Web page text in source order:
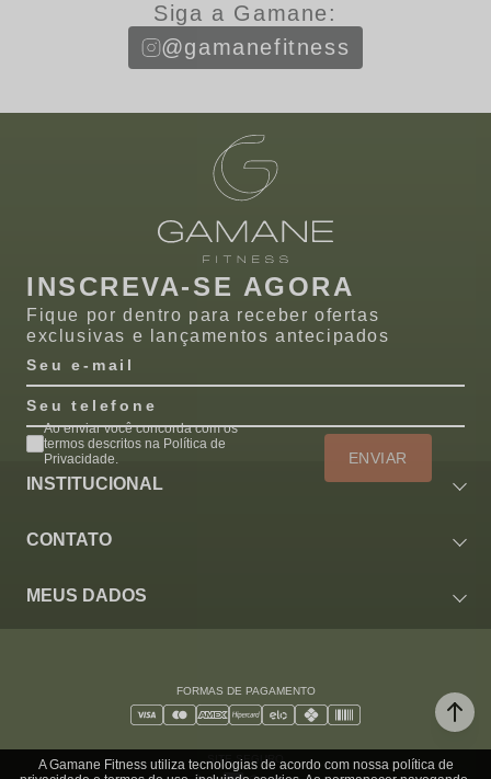
Siga a Gamane:
@gamanefitness
INSCREVA-SE AGORA
Fique por dentro para receber ofertas
exclusivas e lançamentos antecipados
Seu telefone
Seu e-mail
ENVIAR
Ao enviar você concorda com os
termos descritos na Política de
Privacidade.
INSTITUCIONAL
CONTATO
MEUS DADOS
FORMAS DE PAGAMENTO
SITE SEGURO
A Gamane Fitness utiliza tecnologias de acordo com nossa política de